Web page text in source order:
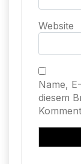
Website
Name,
diesem